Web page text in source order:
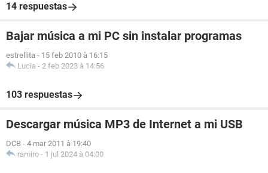
14 respuestas
Bajar música a mi PC sin instalar programas
estrellita - 15 feb 2010 à 16:15
Lucia - 2 feb 2023 à 14:56
103 respuestas
Descargar música MP3 de Internet a mi USB
DCB - 4 mar 2011 à 19:40
ramiro - 1 jul 2024 à 04:00